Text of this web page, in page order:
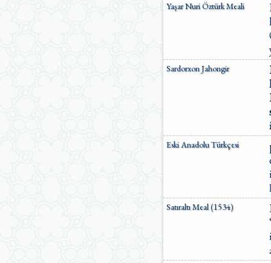
Yaşar Nuri Öztürk Meali
Sardorxon Jahongir
Eski Anadolu Türkçesi
Satıraltı Meal (1534)